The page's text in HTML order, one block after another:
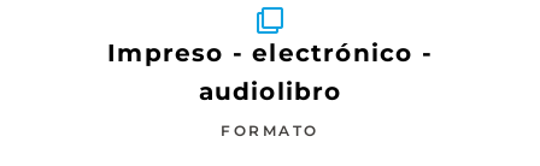
Impreso - electrónico -
audiolibro
FORMATO